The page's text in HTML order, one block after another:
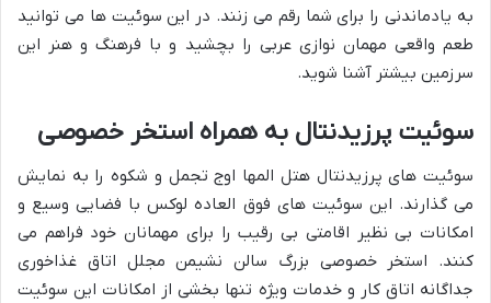
به یادماندنی را برای شما رقم می زنند. در این سوئیت ها می توانید
طعم واقعی مهمان نوازی عربی را بچشید و با فرهنگ و هنر این
سرزمین بیشتر آشنا شوید.
سوئیت پرزیدنتال به همراه استخر خصوصی
سوئیت های پرزیدنتال هتل المها اوج تجمل و شکوه را به نمایش
می گذارند. این سوئیت های فوق العاده لوکس با فضایی وسیع و
امکانات بی نظیر اقامتی بی رقیب را برای مهمانان خود فراهم می
کنند. استخر خصوصی بزرگ سالن نشیمن مجلل اتاق غذاخوری
جداگانه اتاق کار و خدمات ویژه تنها بخشی از امکانات این سوئیت